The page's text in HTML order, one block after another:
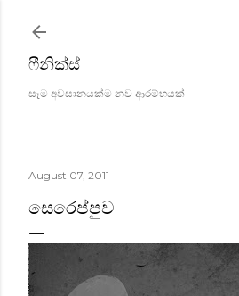
ෆීනික්ස්
සෑම අවසානයක්ම නව ආරම්භයක්
August 07, 2011
සෙරෙප්පුව